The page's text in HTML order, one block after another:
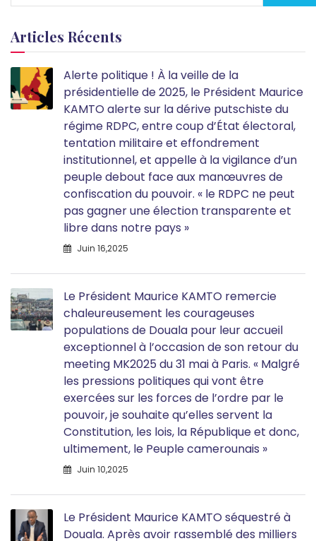
Articles Récents
Alerte politique ! À la veille de la
présidentielle de 2025, le Président Maurice
KAMTO alerte sur la dérive putschiste du
régime RDPC, entre coup d’État électoral,
tentation militaire et effondrement
institutionnel, et appelle à la vigilance d’un
peuple debout face aux manœuvres de
confiscation du pouvoir. « le RDPC ne peut
pas gagner une élection transparente et
libre dans notre pays »
Juin 16,2025
Le Président Maurice KAMTO remercie
chaleureusement les courageuses
populations de Douala pour leur accueil
exceptionnel à l’occasion de son retour du
meeting MK2025 du 31 mai à Paris. « Malgré
les pressions politiques qui vont être
exercées sur les forces de l’ordre par le
pouvoir, je souhaite qu’elles servent la
Constitution, les lois, la République et donc,
ultimement, le Peuple camerounais »
Juin 10,2025
Le Président Maurice KAMTO séquestré à
Douala. Après avoir rassemblé des milliers